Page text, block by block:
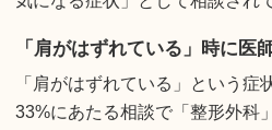
「肩がはずれている」時に医
「肩がはずれている」という症
33%にあたる相談で「整形外科